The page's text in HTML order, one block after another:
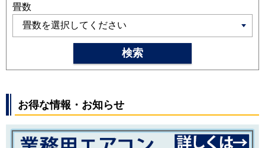
三菱重工 SRK2525SK2
SRK2525T SRK2525R
SRK2524T
SRK2524S SRK2523T SRK2523R
SRK2522R
パナソニック CS-254DFL CS-254DJ CS-
254DGX
CS-254DEX CS-254DHX
畳数
検索
お得な情報・お知らせ